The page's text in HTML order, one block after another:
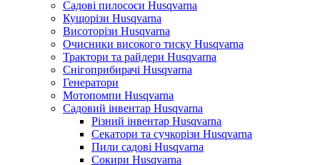
Садові пилососи Husqvarna
Кущорізи Husqvarna
Висоторізи Husqvarna
Очисники високого тиску Husqvarna
Трактори та райдери Husqvarna
Снігоприбирачі Husqvarna
Генератори
Мотопомпи Husqvarna
Садовий інвентар Husqvarna
Різний інвентар Husqvarna
Секатори та сучкорізи Husqvarna
Пили садові Husqvarna
Сокири Husqvarna